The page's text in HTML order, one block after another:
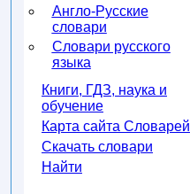
Англо-Русские
словари
Словари русского
языка
Книги, ГДЗ, наука и
обучение
Карта сайта Словарей
Скачать словари
Найти